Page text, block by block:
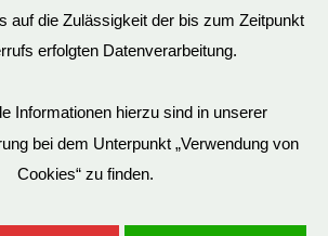
dass wir für einen zunehmenden Teil der von
Möbel deutsche Geschmacksmuster beim
und Markenamt (DPMA) haben eintragen
auf die Zulässigkeit der bis zum Zeitpunkt
erfolgten Datenverarbeitung.
Informationen hierzu sind in unserer
bei dem Unterpunkt „Verwendung von
Cookies“ zu finden.